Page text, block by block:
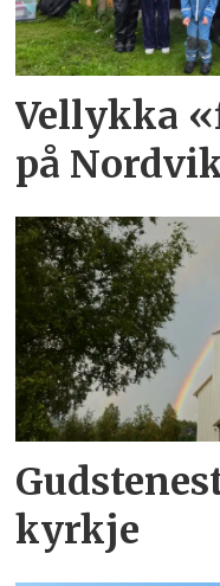
Vellykka
på
kyrkje